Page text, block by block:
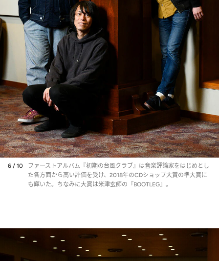
6 / 10
ファーストアルバム『初期の台風クラブ』は音楽評論家をはじめとし
た各方面から高い評価を受け、2018年のCDショップ大賞の準大賞に
も輝いた。ちなみに大賞は米津玄師の『BOOTLEG』。